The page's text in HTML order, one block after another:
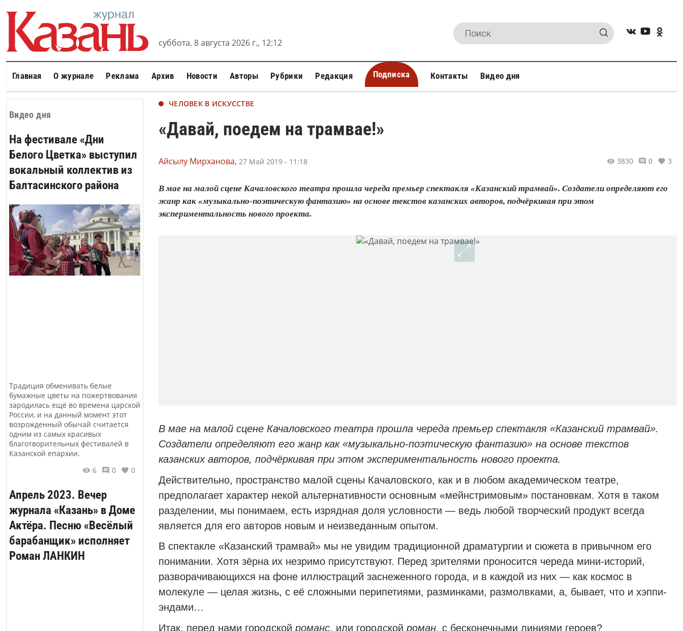
суббота, 8 августа 2026 г., 12:12
Главная О журнале Реклама Архив Новости Авторы Рубрики Редакция Подписка Контакты Видео дня
Видео дня
На фестивале «Дни
Белого Цветка» выступил
вокальный коллектив из
Балтасинского района
Традиция обменивать белые
бумажные цветы на пожертвования
зародилась ещё во времена царской
России, и на данный момент этот
возрожденный обычай считается
одним из самых красивых
благотворительных фестивалей в
Казанской епархии.
6
0 0
Апрель 2023. Вечер
журнала «Казань» в Доме
Актёра. Песню «Весёлый
барабанщик» исполняет
Роман ЛАНКИН
ЧЕЛОВЕК В ИСКУССТВЕ
«Давай, поедем на трамвае!»
Айсылу Мирханова, 27 Май 2019 - 11:18 3830 0 3
В мае на малой сцене Качаловского театра прошла череда премьер спектакля «Казанский трамвай». Создатели определяют его
жанр как «музыкально-поэтическую фантазию» на основе текстов казанских авторов, подчёркивая при этом
экспериментальность нового проекта.
В мае на малой сцене Качаловского театра прошла череда премьер спектакля «Казанский трамвай».
Создатели определяют его жанр как «музыкально-поэтическую фантазию» на основе текстов
казанских авторов, подчёркивая при этом экспериментальность нового проекта.
Действительно, пространство малой сцены Качаловского, как и в любом академическом театре,
предполагает характер некой альтернативности основным «мейнстримовым» постановкам. Хотя в таком
разделении, мы понимаем, есть изрядная доля условности — ведь любой творческий продукт всегда
является для его авторов новым и неизведанным опытом.
В спектакле «Казанский трамвай» мы не увидим традиционной драматургии и сюжета в привычном его
понимании. Хотя зёрна их незримо присутствуют. Перед зрителями проносится череда мини-историй,
разворачивающихся на фоне иллюстраций заснеженного города, и в каждой из них — как космос в
молекуле — целая жизнь, с её сложными перипетиями, разминками, размолвками, а, бывает, что и хэппи-
эндами…
Итак, перед нами городской романс, или городской роман, с бесконечными линиями героев?